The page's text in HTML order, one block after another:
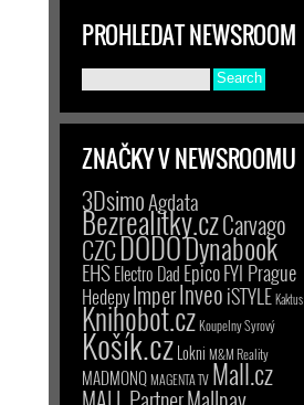
PROHLEDAT NEWSROOM
ZNAČKY V NEWSROOMU
3DsimoAgdata
Bezrealitky.czCarvago
CZCDODODynabook
EHSElectro Dad EpicoFYI Prague
HedepyImperInveoiSTYLEKaktus
Knihobot.czKoupelny Syrový
Košík.czLokni M&M Reality
MADMONQMAGENTA TV Mall.cz